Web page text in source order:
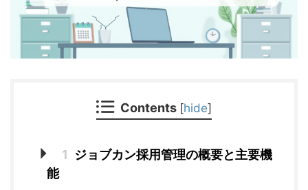
Contents [hide]
1
ジョブカン採用管理の概要と主要機
能